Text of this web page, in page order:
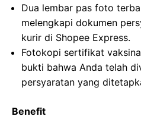
Dua lembar pas foto
melengkapi dokumen
kurir di Shopee Express.
Fotokopi sertifikat
bukti bahwa Anda telah
persyaratan yang
Benefit